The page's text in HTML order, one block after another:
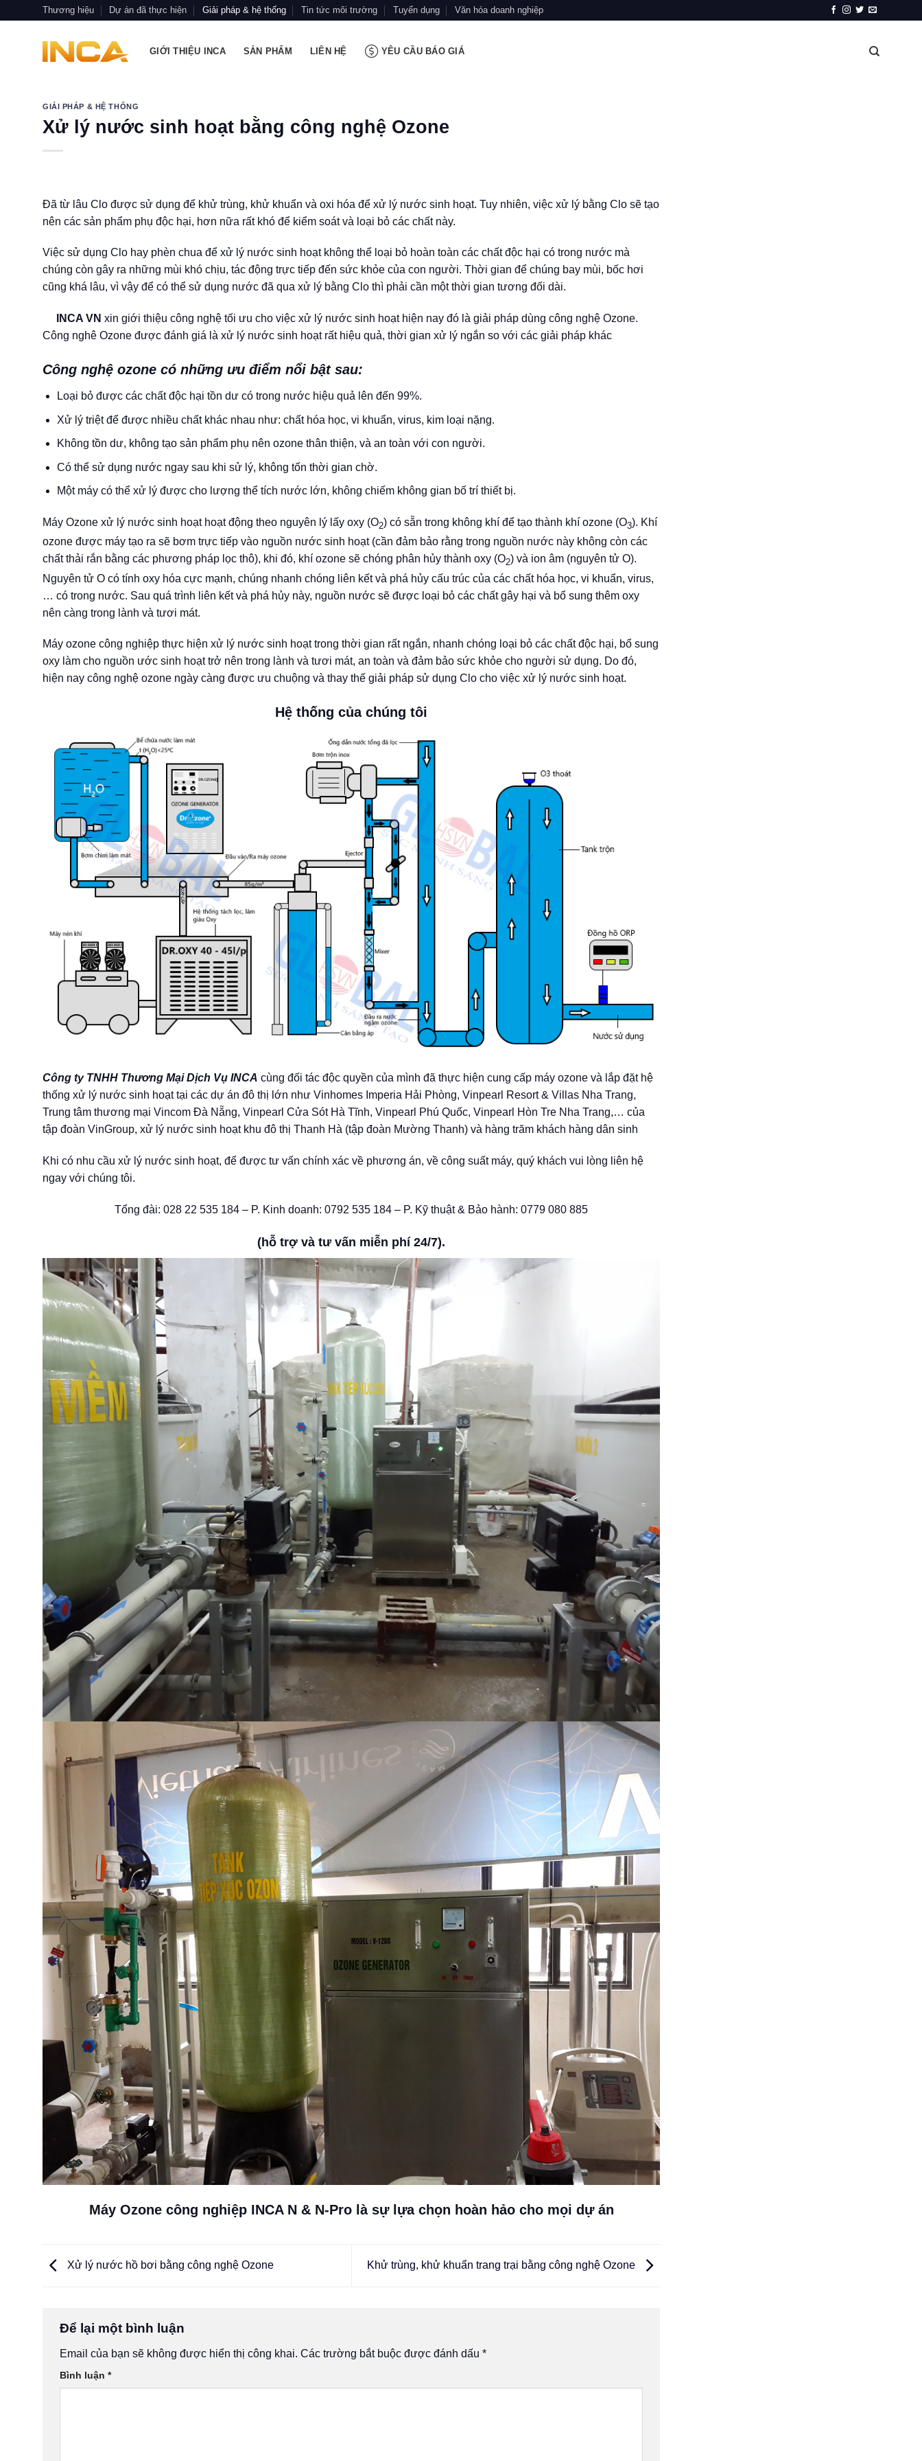
Thương hiệu Dự án đã thực hiện Giải pháp & hệ thống Tin tức môi trường Tuyển dụng Văn hóa doanh nghiệp
GIỚI THIỆU INCA SẢN PHẨM LIÊN HỆ YÊU CẦU BÁO GIÁ
GIẢI PHÁP & HỆ THỐNG
Xử lý nước sinh hoạt bằng công nghệ Ozone
Đã từ lâu Clo được sử dụng để khử trùng, khử khuẩn và oxi hóa để xử lý nước sinh hoạt. Tuy nhiên, việc xử lý bằng Clo sẽ tạo
nên các sản phẩm phụ độc hại, hơn nữa rất khó để kiểm soát và loại bỏ các chất này.
Việc sử dụng Clo hay phèn chua để xử lý nước sinh hoạt không thể loại bỏ hoàn toàn các chất độc hại có trong nước mà
chúng còn gây ra những mùi khó chịu, tác động trực tiếp đến sức khỏe của con người. Thời gian để chúng bay mùi, bốc hơi
cũng khá lâu, vì vậy để có thể sử dụng nước đã qua xử lý bằng Clo thì phải cần một thời gian tương đối dài.
INCA VN xin giới thiệu công nghệ tối ưu cho việc xử lý nước sinh hoạt hiện nay đó là giải pháp dùng công nghệ Ozone.
Công nghê Ozone được đánh giá là xử lý nước sinh hoạt rất hiệu quả, thời gian xử lý ngắn so với các giải pháp khác
Công nghệ ozone có những ưu điểm nổi bật sau:
Loại bỏ được các chất độc hại tồn dư có trong nước hiệu quả lên đến 99%.
Xử lý triệt để được nhiều chất khác nhau như: chất hóa học, vi khuẩn, virus, kim loại nặng.
Không tồn dư, không tạo sản phẩm phụ nên ozone thân thiện, và an toàn với con người.
Có thể sử dụng nước ngay sau khi sử lý, không tốn thời gian chờ.
Một máy có thể xử lý được cho lượng thể tích nước lớn, không chiếm không gian bố trí thiết bị.
Máy Ozone xử lý nước sinh hoạt hoạt động theo nguyên lý lấy oxy (O2) có sẵn trong không khí để tạo thành khí ozone (O3). Khí
ozone được máy tạo ra sẽ bơm trực tiếp vào nguồn nước sinh hoạt (cần đảm bảo rằng trong nguồn nước này không còn các
chất thải rắn bằng các phương pháp lọc thô), khi đó, khí ozone sẽ chóng phân hủy thành oxy (O2) và ion âm (nguyên tử O).
Nguyên tử O có tính oxy hóa cực mạnh, chúng nhanh chóng liên kết và phá hủy cấu trúc của các chất hóa học, vi khuẩn, virus,
… có trong nước. Sau quá trình liên kết và phá hủy này, nguồn nước sẽ được loại bỏ các chất gây hại và bổ sung thêm oxy
nên càng trong lành và tươi mát.
Máy ozone công nghiệp thực hiện xử lý nước sinh hoạt trong thời gian rất ngắn, nhanh chóng loại bỏ các chất độc hại, bổ sung
oxy làm cho nguồn ước sinh hoạt trở nên trong lành và tươi mát, an toàn và đảm bảo sức khỏe cho người sử dụng. Do đó,
hiện nay công nghệ ozone ngày càng được ưu chuộng và thay thế giải pháp sử dụng Clo cho việc xử lý nước sinh hoạt.
Hệ thống của chúng tôi
Công ty TNHH Thương Mại Dịch Vụ INCA cùng đối tác độc quyền của mình đã thực hiện cung cấp máy ozone và lắp đặt hệ
thống xử lý nước sinh hoạt tại các dự án đô thị lớn như Vinhomes Imperia Hải Phòng, Vinpearl Resort & Villas Nha Trang,
Trung tâm thương mại Vincom Đà Nẵng, Vinpearl Cửa Sót Hà Tĩnh, Vinpearl Phú Quốc, Vinpearl Hòn Tre Nha Trang,… của
tập đoàn VinGroup, xử lý nước sinh hoạt khu đô thị Thanh Hà (tập đoàn Mường Thanh) và hàng trăm khách hàng dân sinh
Khi có nhu cầu xử lý nước sinh hoạt, để được tư vấn chính xác về phương án, về công suất máy, quý khách vui lòng liên hệ
ngay với chúng tôi.
Tổng đài: 028 22 535 184 – P. Kinh doanh: 0792 535 184 – P. Kỹ thuật & Bảo hành: 0779 080 885
(hỗ trợ và tư vấn miễn phí 24/7).
Máy Ozone công nghiệp INCA N & N-Pro là sự lựa chọn hoàn hảo cho mọi dự án
Xử lý nước hồ bơi bằng công nghệ Ozone Khử trùng, khử khuẩn trang trại bằng công nghệ Ozone
Để lại một bình luận
Email của bạn sẽ không được hiển thị công khai. Các trường bắt buộc được đánh dấu *
Bình luận *